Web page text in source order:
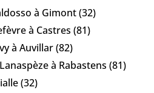
à Gimont (32)
à Castres (81)
à Auvillar (82)
à Rabastens (81)
(32)